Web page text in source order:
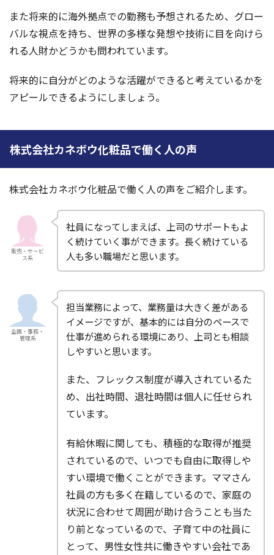
また将来的に海外拠点での勤務も予想されるため、グロー
バルな視点を持ち、世界の多様な発想や技術に目を向けら
れる人財かどうかも問われています。
将来的に自分がどのような活躍ができると考えているかを
アピールできるようにしましょう。
株式会社カネボウ化粧品で働く人の声
株式会社カネボウ化粧品で働く人の声をご紹介します。
販売・サービ
ス系
社員になってしまえば、上司のサポートもよ
く続けていく事ができます。長く続けている
人も多い職場だと思います。
企画・事務・
管理系
担当業務によって、業務量は大きく差がある
イメージですが、基本的には自分のペースで
仕事が進められる環境にあり、上司とも相談
しやすいと思います。
また、フレックス制度が導入されているた
め、出社時間、退社時間は個人に任せられ
ています。
有給休暇に関しても、積極的な取得が推奨
されているので、いつでも自由に取得しや
すい環境で働くことができます。ママさん
社員の方も多く在籍しているので、家庭の
状況に合わせて周囲が助け合うことも当た
り前となっているので、子育て中の社員に
とって、男性女性共に働きやすい会社であ